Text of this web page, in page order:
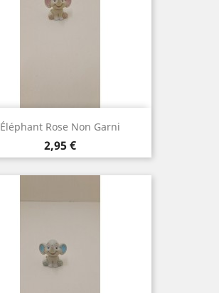
Éléphant Rose Non Garni
Prix
2,95 €